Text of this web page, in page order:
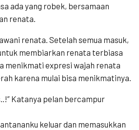
ada yang robek, bersamaan
renata.
renata. Setelah semua masuk,
membiarkan renata terbiasa
menikmati expresi wajah renata
karena mulai bisa menikmatinya.
Katanya pelan bercampur
keluar dan memasukkan